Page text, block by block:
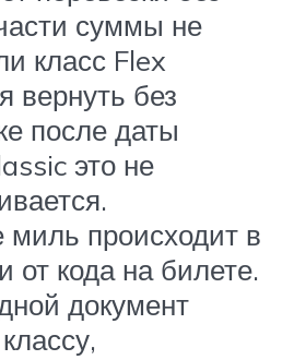
суммы не
класс Flex
вернуть без
после даты
это не
миль происходит в
от кода на билете.
документ